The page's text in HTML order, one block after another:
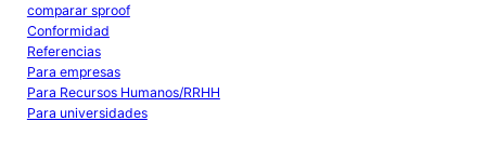
comparar sproof
Conformidad
Referencias
Para empresas
Para Recursos Humanos/RRHH
Para universidades